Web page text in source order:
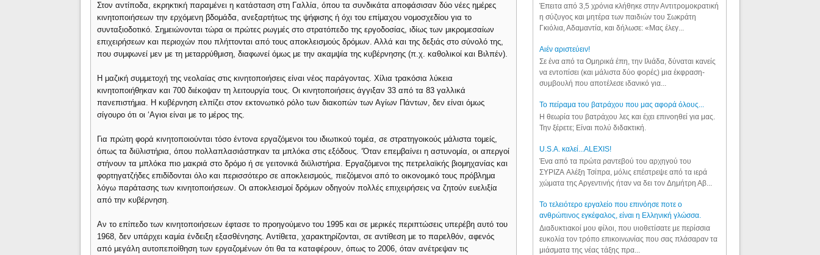
Στον αντίποδα, εκρηκτική παραμένει η κατάσταση στη Γαλλία, όπου τα συνδικάτα αποφάσισαν δύο νέες ημέρες
κινητοποιήσεων την ερχόμενη βδομάδα, ανεξαρτήτως της ψήφισης ή όχι του επίμαχου νομοσχεδίου για το
συνταξιοδοτικό. Σημειώνονται τώρα οι πρώτες ρωγμές στο στρατόπεδο της εργοδοσίας, ιδίως των μικρομεσαίων
επιχειρήσεων και περιοχών που πλήττονται από τους αποκλεισμούς δρόμων. Αλλά και της δεξιάς στο σύνολό της,
που συμφωνεί μεν με τη μεταρρύθμιση, διαφωνεί όμως με την ακαμψία της κυβέρνησης (π.χ. καθολικοί και Βιλπέν).
Η μαζική συμμετοχή της νεολαίας στις κινητοποιήσεις είναι νέος παράγοντας. Χίλια τρακόσια λύκεια
κινητοποιήθηκαν και 700 διέκοψαν τη λειτουργία τους. Οι κινητοποιήσεις άγγιξαν 33 από τα 83 γαλλικά
πανεπιστήμια. Η κυβέρνηση ελπίζει στον εκτονωτικό ρόλο των διακοπών των Αγίων Πάντων, δεν είναι όμως
σίγουρο ότι οι ‘Αγιοι είναι με το μέρος της.
Για πρώτη φορά κινητοποιούνται τόσο έντονα εργαζόμενοι του ιδιωτικού τομέα, σε στρατηγοικούς μάλιστα τομείς,
όπως τα διϋλιστήρια, όπου πολλαπλασιάστηκαν τα μπλόκα στις εξόδους. ‘Όταν επεμβαίνει η αστυνομία, οι απεργοί
στήνουν τα μπλόκα πιο μακριά στο δρόμο ή σε γειτονικά διϋλιστήρια. Εργαζόμενοι της πετρελαϊκής βιομηχανίας και
φορτηγατζήδες επιδίδονται όλο και περισσότερο σε αποκλεισμούς, πιεζόμενοι από το οικονομικό τους πρόβλημα
λόγω παράτασης των κινητοποιήσεων. Οι αποκλεισμοί δρόμων οδηγούν πολλές επιχειρήσεις να ζητούν ευελιξία
από την κυβέρνηση.
Αν το επίπεδο των κινητοποιήσεων έφτασε το προηγούμενο του 1995 και σε μερικές περιπτώσεις υπερέβη αυτό του
1968, δεν υπάρχει καμία ένδειξη εξασθένησης. Αντίθετα, χαρακτηρίζονται, σε αντίθεση με το παρελθόν, αφενός
από μεγάλη αυτοπεποίθηση των εργαζομένων ότι θα τα καταφέρουν, όπως το 2006, όταν ανέτρεψαν τις
Έπειτα από 3,5 χρόνια κλήθηκε στην Αντιτρομοκρατική
η σύζυγος και μητέρα των παιδιών του Σωκράτη
Γκιόλια, Αδαμαντία, και δήλωσε: «Μας έλεγ...
Aιέν αριστεύειν!
Σε ένα από τα Ομηρικά έπη, την Ιλιάδα, δύναται κανείς
να εντοπίσει (και μάλιστα δύο φορές) μια έκφραση-
συμβουλή που αποτέλεσε ιδανικό για...
Το πείραμα του βατράχου που μας αφορά όλους...
Η θεωρία του βατράχου λες και έχει επινοηθεί για μας.
Την ξέρετε; Είναι πολύ διδακτική.
U.S.A. καλεί...ALEXIS!
Ένα από τα πρώτα ραντεβού του αρχηγού του
ΣΥΡΙΖΑ Αλέξη Τσίπρα, μόλις επέστρεψε από τα ιερά
χώματα της Αργεντινής ήταν να δει τον Δημήτρη Αβ...
Το τελειότερο εργαλείο που επινόησε ποτε ο
ανθρώπινος εγκέφαλος, είναι η Ελληνική γλώσσα.
Διαδυκτιακοί μου φίλοι, που υιοθετίσατε με περίσσια
ευκολία τον τρόπο επικοινωνίας που σας πλάσαραν τα
μιάσματα της νέας τάξης πρα...